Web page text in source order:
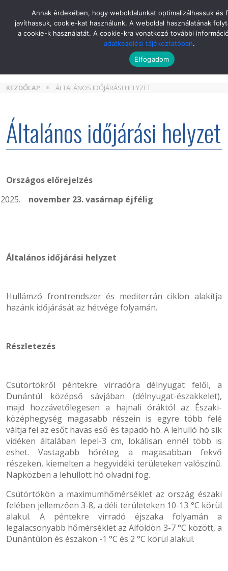
KEZDŐLAP ÁLTALÁNOS IDŐJÁRÁSI HELYZET
Általános időjárási helyzet
Országos előrejelzés
november 23. vasárnap éjfélig
Általános időjárási helyzet
Hullámzó frontrendszer és mediterrán ciklon alakítja
hazánk időjárását az hétvége folyamán.
Részletezés
Csütörtökről péntekre virradóra délnyugat felől, a
Dunántúl középső sávjában (délnyugat-északkelet),
majd hozzávetőlegesen a hajnali óráktól az Északi-
középhegység magasabb részein is egyre több felé
váltja fel az esőt havas eső és tapadó hó. A lehulló hó sík
vidéken általában lepel-3 cm, lokálisan ennél több is
eshet. Vastagabb hóréteg a magasabban fekvő
részeken, kiemelten a hegyvidéki területeken valószínű.
Napközben a lehullott hó olvadni fog.
Csütörtökön a maximumhőmérséklet az ország északi
felében jellemzően 3-8, a déli területeken 10-13 °C körül
alakul. A péntekre virradó éjszaka folyamán a
legalacsonyabb hőmérséklet az Alföldön 3-7 °C között, a
Dunántúlon és északon -1 °C és 2 °C körül alakul.
Annak érdekében, hogy weboldalunkat optimalizálhassuk és
javíthassuk, cookie-kat használunk. A weboldal használatának
a cookie-k használatát. A cookie-kra vonatkozó további
adatkezelési tájékoztatóban.
Elfogadom